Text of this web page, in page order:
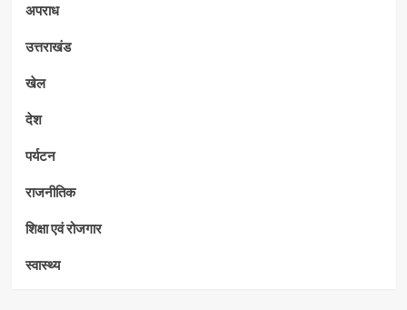
अपराध
उत्तराखंड
खेल
देश
पर्यटन
राजनीतिक
शिक्षा एवं रोजगार
स्वास्थ्य